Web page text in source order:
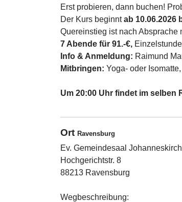
Erst probieren, dann buchen!
Der Kurs beginntab 10.06.2026
Quereinstieg ist nach Absprache
7 Abende für 91.-€,
Info & Anmeldung: Raimund
Mitbringen: Yoga- oder
Um 20:00 Uhr findet im selben
Ort Ravensburg
Ev. Gemeindesaal
Hochgerichtstr. 8
88213 Ravensburg
Wegbeschreibung: